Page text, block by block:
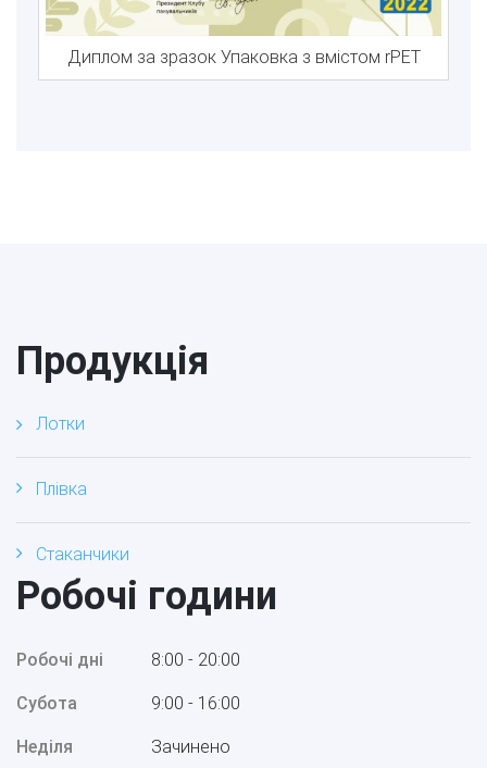
Диплом за зразок Упаковка з вмістом rPET
Продукція
Лотки
Плівка
Стаканчики
Робочі години
Робочі дні 8:00 - 20:00
Субота 9:00 - 16:00
Неділя Зачинено